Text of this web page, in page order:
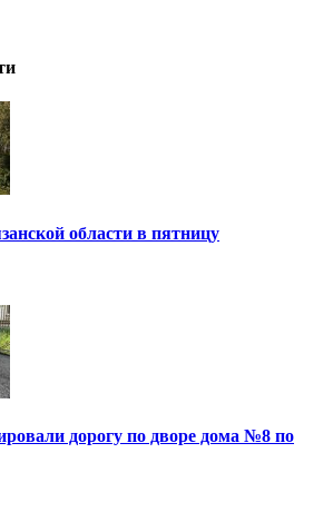
области в пятницу
дорогу по дворе дома №8 по